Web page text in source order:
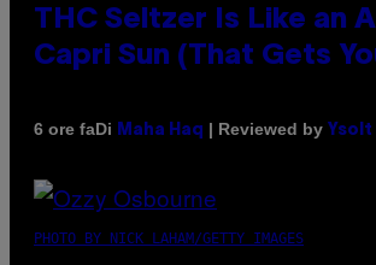
THC Seltzer Is Like an
Capri Sun (That Gets
6 ore faDi Maha Haq | Reviewed by Ysolt
PHOTO BY NICK LAHAM/GETTY IMAGES